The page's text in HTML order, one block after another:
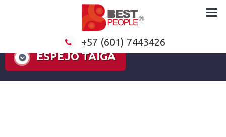
Formación virtual para empresas
+57 (601) 7443426
ESPEJO TAIGA